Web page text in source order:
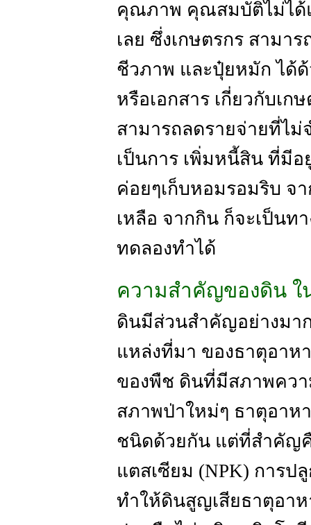
คุณภาพ คุณสมบัติไม่ได้แ
เลย ซึ่งเกษตรกร สามา
ชีวภาพ และปุ๋ยหมัก ได้
หรือเอกสาร เกี่ยวกับเก
สามารถลดรายจ่ายที่ไม่
เป็นการ เพิ่มหนี้สิน ที่มี
ค่อยๆเก็บหอมรอมริบ จ
เหลือ จากกิน ก็จะเป็นท
ทดลองทำได้
ความสำคัญของดิน ใ
ดินมีส่วนสำคัญอย่างมา
แหล่งที่มา ของธาตุอาห
ของพืช ดินที่มีสภาพคว
สภาพป่าใหม่ๆ ธาตุอาห
ชนิดด้วยกัน แต่ที่สำคัญ
แตสเซียม (NPK) การป
ทำให้ดินสูญเสียธาตุอา